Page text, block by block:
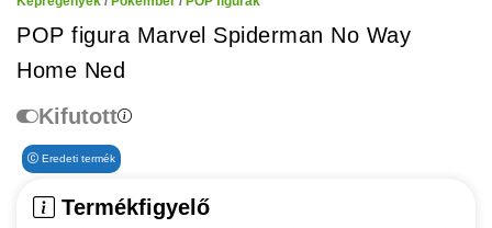
POP figura Marvel Spiderman No Way
Home Ned
Kifutott
Eredeti termék
Termékfigyelő